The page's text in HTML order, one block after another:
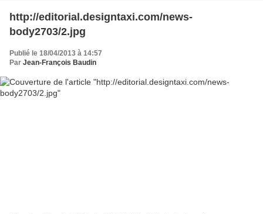
http://editorial.designtaxi.com/news-
body2703/2.jpg
Publié le 18/04/2013 à 14:57
Par Jean-François Baudin